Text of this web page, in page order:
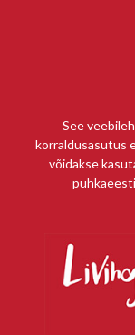
See
korraldusasutus
võidakse